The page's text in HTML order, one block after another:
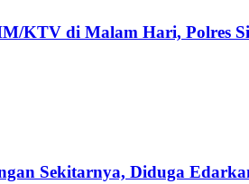
KTV di Malam Hari, Polres
Sekitarnya, Diduga